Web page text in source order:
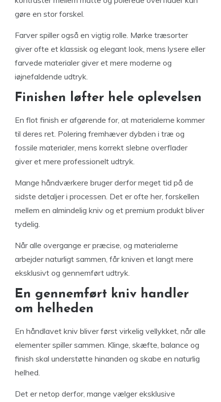
gøre en stor forskel.
Farver spiller også en vigtig rolle. Mørke træsorter
giver ofte et klassisk og elegant look, mens lysere eller
farvede materialer giver et mere moderne og
iøjnefaldende udtryk.
Finishen løfter hele oplevelsen
En flot finish er afgørende for, at materialerne kommer
til deres ret. Polering fremhæver dybden i træ og
fossile materialer, mens korrekt slebne overflader
giver et mere professionelt udtryk.
Mange håndværkere bruger derfor meget tid på de
sidste detaljer i processen. Det er ofte her, forskellen
mellem en almindelig kniv og et premium produkt bliver
tydelig.
Når alle overgange er præcise, og materialerne
arbejder naturligt sammen, får kniven et langt mere
eksklusivt og gennemført udtryk.
En gennemført kniv handler
om helheden
En håndlavet kniv bliver først virkelig vellykket, når alle
elementer spiller sammen. Klinge, skæfte, balance og
finish skal understøtte hinanden og skabe en naturlig
helhed.
Det er netop derfor, mange vælger eksklusive